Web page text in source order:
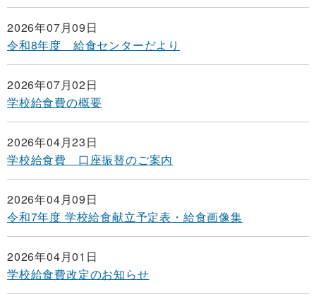
2026年07月09日
令和8年度 給食センターだより
2026年07月02日
学校給食費の概要
2026年04月23日
学校給食費 口座振替のご案内
2026年04月09日
令和7年度 学校給食献立予定表・給食画像集
2026年04月01日
学校給食費改定のお知らせ